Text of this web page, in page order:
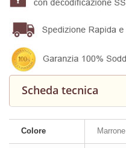
Scheda tecnica
Colore Marrone